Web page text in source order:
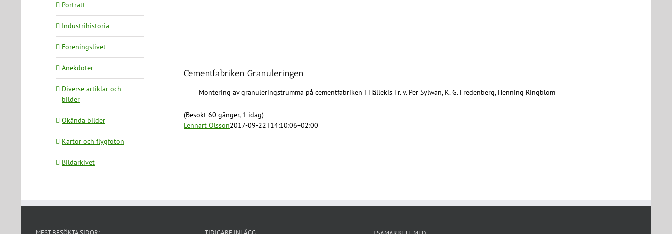
Cementfabriken Granuleringen
Montering av granuleringstrumma på cementfabriken i Hällekis Fr. v. Per Sylwan, K. G. Fredenberg, Henning Ringblom
(Besökt 60 gånger, 1 idag)
Lennart Olsson2017-09-22T14:10:06+02:00
Porträtt
Industrihistoria
Föreningslivet
Anekdoter
Diverse artiklar och
bilder
Okända bilder
Kartor och flygfoton
Bildarkivet
MEST BESÖKTA SIDOR: TIDIGARE INLÄGG